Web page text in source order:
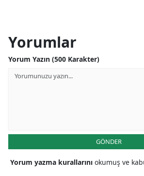
Yorumlar
Yorum Yazın (500 Karakter)
GÖNDER
Yorum yazma kurallarını okumuş ve